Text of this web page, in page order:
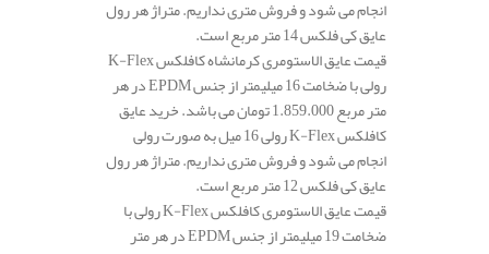
انجام می شود و فروش متری نداریم. متراژ هر رول
عایق کی فلکس 14 متر مربع است.
قیمت عایق الاستومری کرمانشاه کافلکس K-Flex
رولی با ضخامت 16 میلیمتر از جنس EPDM در هر
متر مربع 1.859.000 تومان می باشد. خرید عایق
کافلکس K-Flex رولی 16 میل به صورت رولی
انجام می شود و فروش متری نداریم. متراژ هر رول
عایق کی فلکس 12 متر مربع است.
قیمت عایق الاستومری کافلکس K-Flex رولی با
ضخامت 19 میلیمتر از جنس EPDM در هر متر